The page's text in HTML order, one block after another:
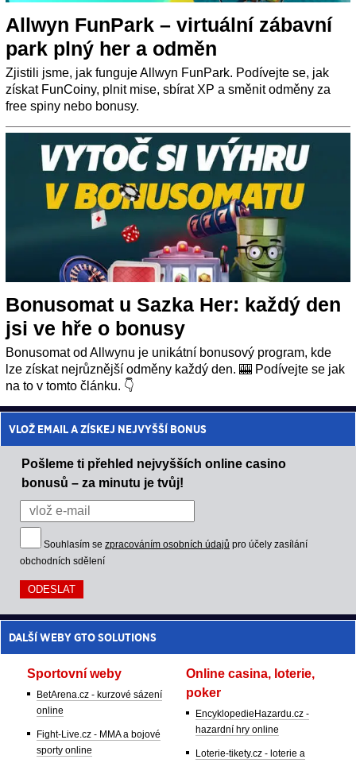
Allwyn FunPark – virtuální zábavní
park plný her a odměn
Zjistili jsme, jak funguje Allwyn FunPark. Podívejte se, jak
získat FunCoiny, plnit mise, sbírat XP a směnit odměny za
free spiny nebo bonusy.
Bonusomat u Sazka Her: každý den
jsi ve hře o bonusy
Bonusomat od Allwynu je unikátní bonusový program, kde
lze získat nejrůznější odměny každý den. 🎰 Podívejte se jak
na to v tomto článku. 👇
VLOŽ EMAIL A ZÍSKEJ NEJVYŠŠÍ BONUS
Pošleme ti přehled nejvyšších online casino
bonusů – za minutu je tvůj!
Souhlasím se zpracováním osobních údajů pro účely zasílání
obchodních sdělení
DALŠÍ WEBY GTO SOLUTIONS
Sportovní weby
BetArena.cz - kurzové sázení
online
Fight-Live.cz - MMA a bojové
sporty online
Online casina, loterie,
poker
EncyklopedieHazardu.cz -
hazardní hry online
Loterie-tikety.cz - loterie a